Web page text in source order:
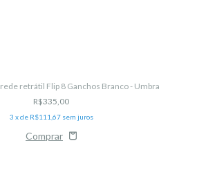
retrátil Flip 8 Ganchos Branco - Umbra
R$335,00
3 x de R$111,67 sem juros